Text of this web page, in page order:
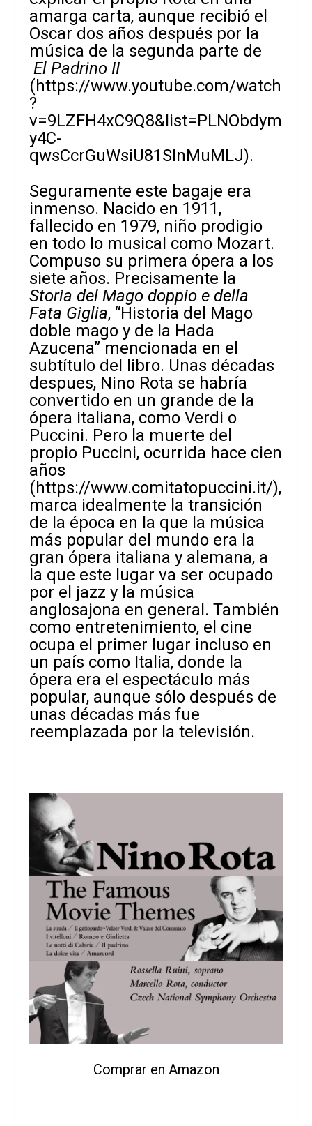
amarga carta, aunque recibió el
Oscar dos años después por la
música de la segunda parte de
El Padrino II
(https://www.youtube.com/watch
?
v=9LZFH4xC9Q8&list=PLNObdym
y4C-
qwsCcrGuWsiU81SlnMuMLJ).
Seguramente este bagaje era
inmenso. Nacido en 1911,
fallecido en 1979, niño prodigio
en todo lo musical como Mozart.
Compuso su primera ópera a los
siete años. Precisamente la
Storia del Mago doppio e della
Fata Giglia, “Historia del Mago
doble mago y de la Hada
Azucena” mencionada en el
subtítulo del libro. Unas décadas
despues, Nino Rota se habría
convertido en un grande de la
ópera italiana, como Verdi o
Puccini. Pero la muerte del
propio Puccini, ocurrida hace cien
años
(https://www.comitatopuccini.it/),
marca idealmente la transición
de la época en la que la música
más popular del mundo era la
gran ópera italiana y alemana, a
la que este lugar va ser ocupado
por el jazz y la música
anglosajona en general. También
como entretenimiento, el cine
ocupa el primer lugar incluso en
un país como Italia, donde la
ópera era el espectáculo más
popular, aunque sólo después de
unas décadas más fue
reemplazada por la televisión.
Comprar en Amazon